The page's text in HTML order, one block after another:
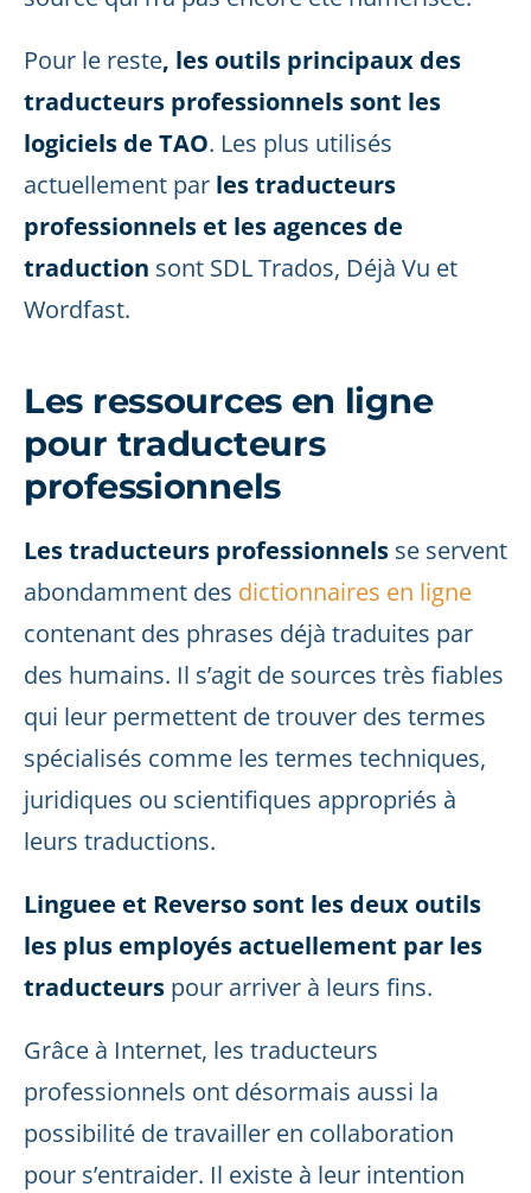
Pour le reste, les outils principaux des
traducteurs professionnels sont les
logiciels de TAO. Les plus utilisés
actuellement par les traducteurs
professionnels et les agences de
traduction sont SDL Trados, Déjà Vu et
Wordfast.
Les ressources en ligne
pour traducteurs
professionnels
Les traducteurs professionnels se servent
abondamment des dictionnaires en ligne
contenant des phrases déjà traduites par
des humains. Il s’agit de sources très fiables
qui leur permettent de trouver des termes
spécialisés comme les termes techniques,
juridiques ou scientifiques appropriés à
leurs traductions.
Linguee et Reverso sont les deux outils
les plus employés actuellement par les
traducteurs pour arriver à leurs fins.
Grâce à Internet, les traducteurs
professionnels ont désormais aussi la
possibilité de travailler en collaboration
pour s’entraider. Il existe à leur intention